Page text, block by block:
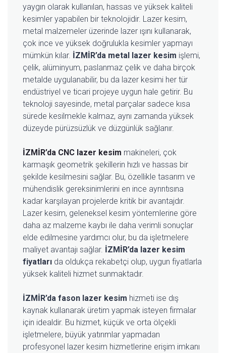
yaygın olarak kullanılan, hassas ve yüksek kaliteli
kesimler yapabilen bir teknolojidir. Lazer kesim,
metal malzemeler üzerinde lazer ışını kullanarak,
çok ince ve yüksek doğrulukla kesimler yapmayı
mümkün kılar. İZMİR’da metal lazer kesim işlemi,
çelik, alüminyum, paslanmaz çelik ve daha birçok
metalde uygulanabilir, bu da lazer kesimi her tür
endüstriyel ve ticari projeye uygun hale getirir. Bu
teknoloji sayesinde, metal parçalar sadece kısa
sürede kesilmekle kalmaz, aynı zamanda yüksek
düzeyde pürüzsüzlük ve düzgünlük sağlanır.
İZMİR’da CNC lazer kesim makineleri, çok
karmaşık geometrik şekillerin hızlı ve hassas bir
şekilde kesilmesini sağlar. Bu, özellikle tasarım ve
mühendislik gereksinimlerini en ince ayrıntısına
kadar karşılayan projelerde kritik bir avantajdır.
Lazer kesim, geleneksel kesim yöntemlerine göre
daha az malzeme kaybı ile daha verimli sonuçlar
elde edilmesine yardımcı olur, bu da işletmelere
maliyet avantajı sağlar. İZMİR’da lazer kesim
fiyatları da oldukça rekabetçi olup, uygun fiyatlarla
yüksek kaliteli hizmet sunmaktadır.
İZMİR’da fason lazer kesim hizmeti ise dış
kaynak kullanarak üretim yapmak isteyen firmalar
için idealdir. Bu hizmet, küçük ve orta ölçekli
işletmelere, büyük yatırımlar yapmadan
profesyonel lazer kesim hizmetlerine erişim imkanı